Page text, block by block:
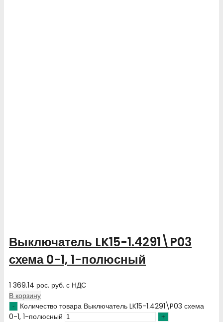
Выключатель LK15-1.4291\P03
схема 0-1, 1-полюсный
1 369.14 рос. руб. с НДС
В корзину
Количество товара Выключатель LK15-1.4291\P03 схема
0-1, 1-полюсный